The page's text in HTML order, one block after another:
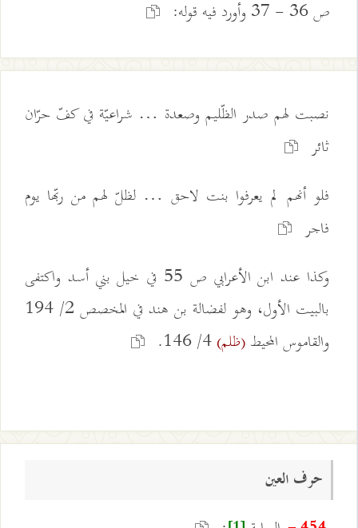
ص 36 - 37 وأورد فيه قوله:
نصبت لهم صدر الظّليم وصعدة … شراعيّة في كفّ حرّان
ثائر
فلو أنهم لم يعرفوا بنت لاحق … لظلّ لهم من ربّها يوم
فاجر
وكذا عند ابن الأعرابي ص 55 في خيل بني أسد واكتفى
بالبيت الأول، وهو لفضالة بن هند في المخصص 2/ 194
والقاموس المحيط(ظلم)
حرف العين